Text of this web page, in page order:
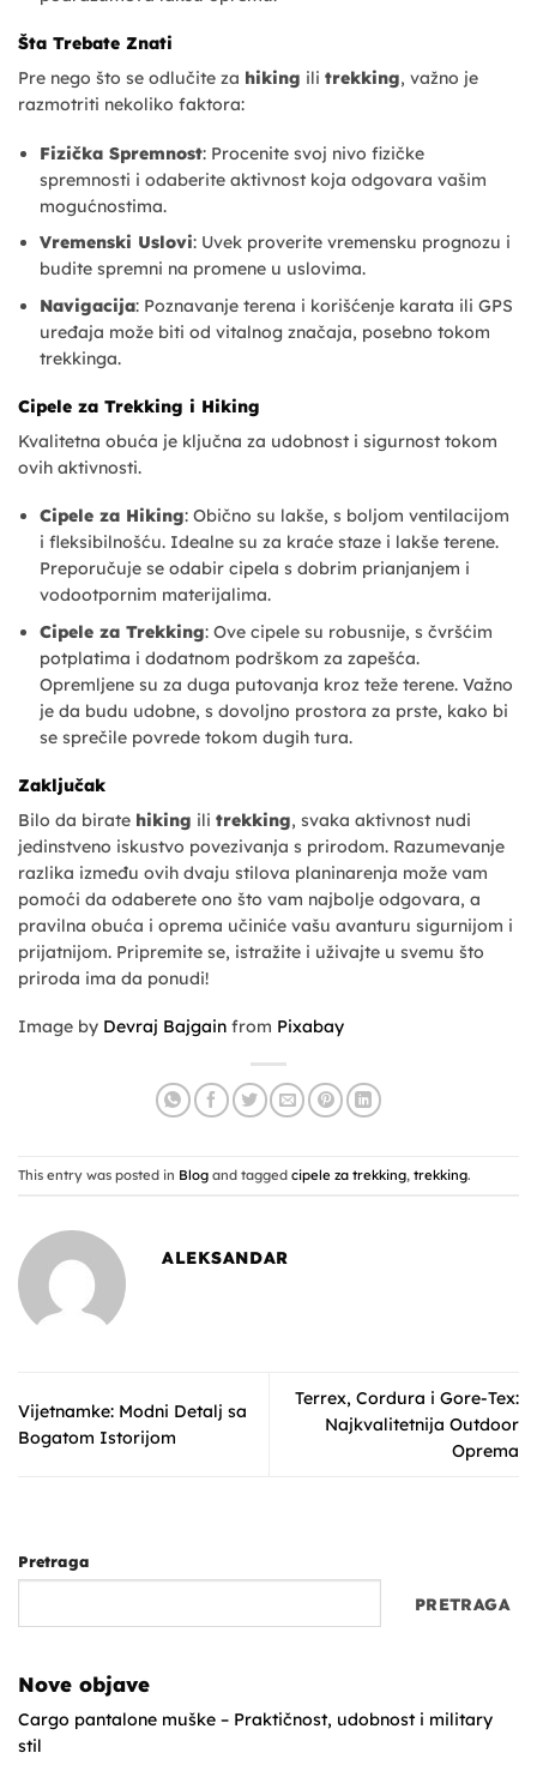
Šta Trebate Znati
Pre nego što se odlučite za hiking ili trekking, važno je
razmotriti nekoliko faktora:
Fizička Spremnost: Procenite svoj nivo fizičke
spremnosti i odaberite aktivnost koja odgovara vašim
mogućnostima.
Vremenski Uslovi: Uvek proverite vremensku prognozu i
budite spremni na promene u uslovima.
Navigacija: Poznavanje terena i korišćenje karata ili GPS
uređaja može biti od vitalnog značaja, posebno tokom
trekkinga.
Cipele za Trekking i Hiking
Kvalitetna obuća je ključna za udobnost i sigurnost tokom
ovih aktivnosti.
Cipele za Hiking: Obično su lakše, s boljom ventilacijom
i fleksibilnošću. Idealne su za kraće staze i lakše terene.
Preporučuje se odabir cipela s dobrim prianjanjem i
vodootpornim materijalima.
Cipele za Trekking: Ove cipele su robusnije, s čvršćim
potplatima i dodatnom podrškom za zapešća.
Opremljene su za duga putovanja kroz teže terene. Važno
je da budu udobne, s dovoljno prostora za prste, kako bi
se sprečile povrede tokom dugih tura.
Zaključak
Bilo da birate hiking ili trekking, svaka aktivnost nudi
jedinstveno iskustvo povezivanja s prirodom. Razumevanje
razlika između ovih dvaju stilova planinarenja može vam
pomoći da odaberete ono što vam najbolje odgovara, a
pravilna obuća i oprema učiniće vašu avanturu sigurnijom i
prijatnijom. Pripremite se, istražite i uživajte u svemu što
priroda ima da ponudi!
Image by Devraj Bajgain from Pixabay
This entry was posted in Blog and tagged cipele za trekking, trekking.
ALEKSANDAR
Vijetnamke: Modni Detalj sa
Bogatom Istorijom
Terrex, Cordura i Gore-Tex:
Najkvalitetnija Outdoor
Oprema
Pretraga
PRETRAGA
Nove objave
Cargo pantalone muške – Praktičnost, udobnost i military
stil